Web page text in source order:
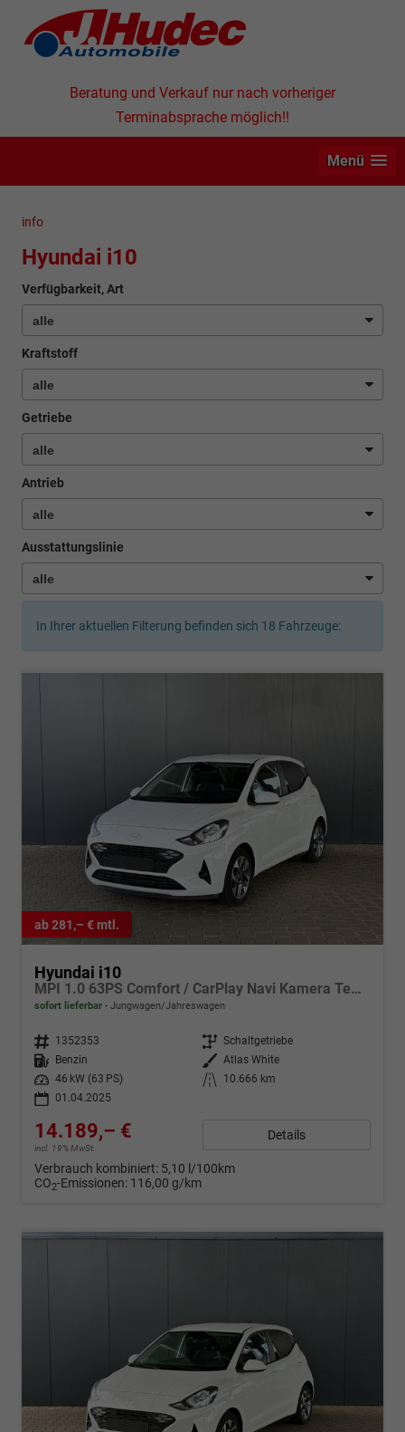
Beratung und Verkauf nur nach vorheriger
Terminabsprache möglich!!
Menü
info
Hyundai i10
Verfügbarkeit, Art
Kraftstoff
Getriebe
Antrieb
Ausstattungslinie
In Ihrer aktuellen Filterung befinden sich 18 Fahrzeuge:
ab 281,– € mtl.
Hyundai i10
MPI 1.0 63PS Comfort / CarPlay Navi Kamera Tempomat Alu 15''
sofort lieferbar Jungwagen/Jahreswagen
Fahrzeugnr. 1352353 Getriebe Schaltgetriebe
Kraftstoff
Benzin Außenfarbe Atlas White
Leistung
46 kW (63 PS) Kilometerstand
10.666 km
01.04.2025
14.189,– €
incl. 19% MwSt.
Details
Verbrauch kombiniert: 5,10 l/100km
CO2-Emissionen: 116,00 g/km